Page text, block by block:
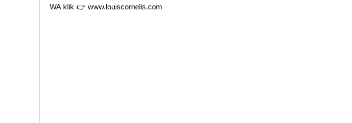
WA klik 👉 www.louiscornelis.com